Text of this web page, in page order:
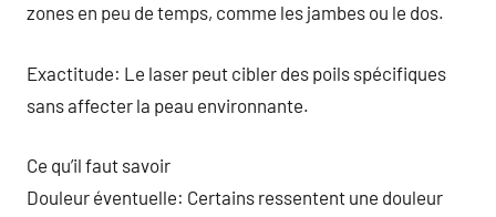
zones en peu de temps, comme les jambes ou le dos.
Exactitude: Le laser peut cibler des poils spécifiques
sans affecter la peau environnante.
Ce qu’il faut savoir
Douleur éventuelle: Certains ressentent une douleur